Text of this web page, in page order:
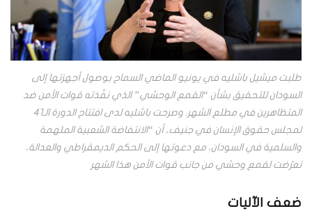
طلبت ميشيل باشليه في يونيو الماضي السماح بوصول أجهزتها إلى
السودان للتحقيق بشأن “القمع الوحشي” الذي نفّذته قوات الأمن ضد
المتظاهرين في مطلع الشهر. وصرحت باشليه لدى افتتاح الدورة الـ41
لمجلس حقوق الإنسان في جنيف، أن “الانتفاضة الشعبية الملهمة
والسلمية في السودان، مع دعوتها إلى الحكم الديمقراطي والعدالة،
تعرّضت لقمع وحشي من جانب قوات الأمن هذا الشهر
ضعف الآليات